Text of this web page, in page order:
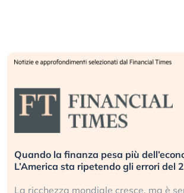
Quando la finanza pesa più
L’America sta ripetendo gli errori del
La ricchezza mondiale cresce, ma è